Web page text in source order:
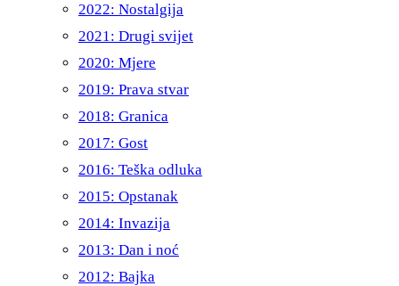
2022: Nostalgija
2021: Drugi svijet
2020: Mjere
2019: Prava stvar
2018: Granica
2017: Gost
2016: Teška odluka
2015: Opstanak
2014: Invazija
2013: Dan i noć
2012: Bajka